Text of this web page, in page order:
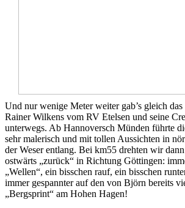
Und nur wenige Meter weiter gab’s gleich das
Rainer Wilkens vom RV Etelsen und seine
unterwegs. Ab Hannoversch Münden führte
sehr malerisch und mit tollen Aussichten in
der Weser entlang. Bei km55 drehten wir
ostwärts „zurück“ in Richtung Göttingen:
„Wellen“, ein bisschen rauf, ein bisschen
immer gespannter auf den von Björn bereits
„Bergsprint“ am Hohen Hagen!